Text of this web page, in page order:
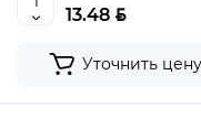
13.48 BYN
Уточнить цену